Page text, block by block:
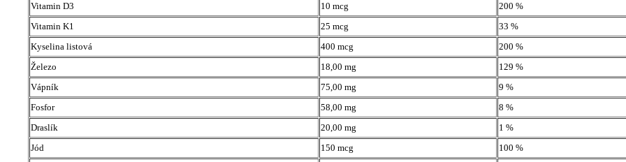
Vitamin D3
10 mcg
200 %
Vitamin K1
25 mcg
33 %
Kyselina listová
400 mcg
200 %
Železo
18,00 mg
129 %
Vápník
75,00 mg
9 %
Fosfor
58,00 mg
8 %
Draslík
20,00 mg
1 %
Jód
150 mcg
100 %